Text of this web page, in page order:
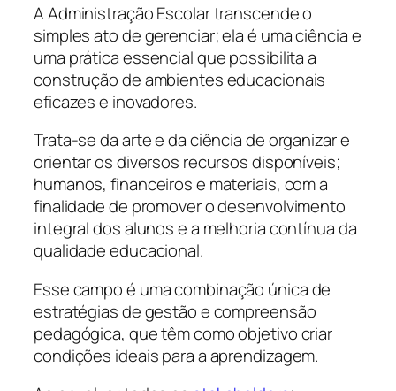
A Administração Escolar transcende o
simples ato de gerenciar; ela é uma ciência e
uma prática essencial que possibilita a
construção de ambientes educacionais
eficazes e inovadores.
Trata-se da arte e da ciência de organizar e
orientar os diversos recursos disponíveis;
humanos, financeiros e materiais, com a
finalidade de promover o desenvolvimento
integral dos alunos e a melhoria contínua da
qualidade educacional.
Esse campo é uma combinação única de
estratégias de gestão e compreensão
pedagógica, que têm como objetivo criar
condições ideais para a aprendizagem.